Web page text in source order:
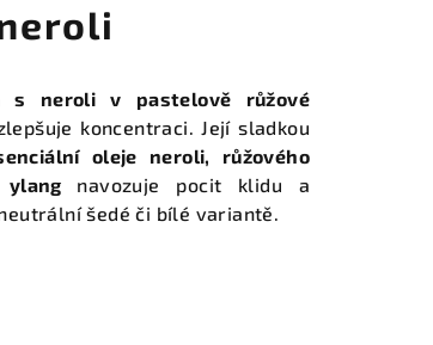
s neroli v pastelově růžové
koncentraci. Její sladkou
oleje neroli, růžového
ylang navozuje pocit klidu a
šedé či bílé variantě.